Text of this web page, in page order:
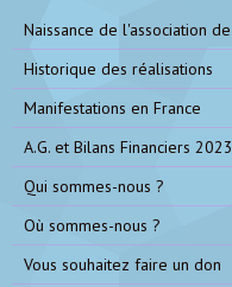
Naissance de l'association de
Historique des réalisations
Manifestations en France
A.G. et Bilans Financiers 2023
Qui sommes-nous ?
Où sommes-nous ?
Vous souhaitez faire un don